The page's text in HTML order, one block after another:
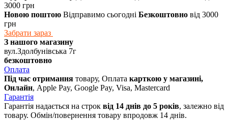
3000 грн
Новою поштою Відправимо сьогодні Безкоштовно від 3000
грн
Забрати зараз
З нашого магазину
вул.Здолбунівська 7г
безкоштовно
Оплата
Під час отримання товару, Оплата карткою у магазині,
Онлайн, Apple Pay, Google Pay, Visa, Mastercard
Гарантія
Гарантія надається на строк від 14 днів до 5 років, залежно від
товару. Обмін/повернення товару впродовж 14 днів.